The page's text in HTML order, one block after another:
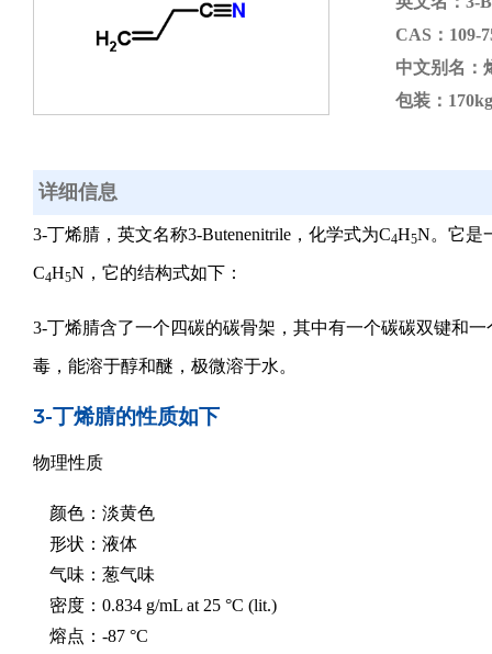
CAS：109-
中文别名：
包装：
详细信息
3-丁烯腈，英文名称3-Butenenitrile，化学式为C4H5N。它是
C4H5N，它的结构式如下：
3-丁烯腈含了一个四碳的碳骨架，其中有一个碳碳双键和
毒，能溶于醇和醚，极微溶于水。
3-丁烯腈的性质如下
物理性质
颜色：淡黄色
形状：液体
气味：葱气味
密度：0.834 g/mL at 25 °C (lit.)
熔点：-87 °C